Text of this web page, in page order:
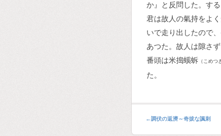
か』と反問した。す
君は故人の氣持をよ
いで走り出したので
あつた。故人は隙さ
番頭は米搗螇蚸 （こめつ
た。
←調伏の返濟～奇拔な諷刺